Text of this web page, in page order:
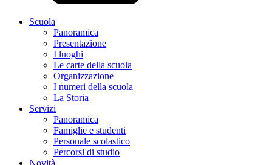
Scuola
Panoramica
Presentazione
I luoghi
Le carte della scuola
Organizzazione
I numeri della scuola
La Storia
Servizi
Panoramica
Famiglie e studenti
Personale scolastico
Percorsi di studio
Novità